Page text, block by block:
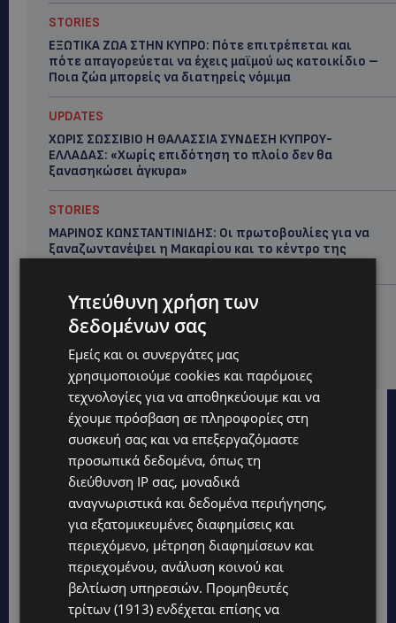
STORIES
ΕΞΩΤΙΚΑ ΖΩΑ ΣΤΗΝ ΚΥΠΡΟ: Πότε επιτρέπεται και
πότε απαγορεύεται να έχεις μαϊμού ως κατοικίδιο –
Ποια ζώα μπορείς να διατηρείς νόμιμα
UPDATES
ΧΩΡΙΣ ΣΩΣΣΙΒΙΟ Η ΘΑΛΑΣΣΙΑ ΣΥΝΔΕΣΗ ΚΥΠΡΟΥ-
ΕΛΛΑΔΑΣ: «Χωρίς επιδότηση το πλοίο δεν θα
ξανασηκώσει άγκυρα»
STORIES
ΜΑΡΙΝΟΣ ΚΩΝΣΤΑΝΤΙΝΙΔΗΣ: Οι πρωτοβουλίες για να
ξαναζωντανέψει η Μακαρίου και το κέντρο της
UPDATES
ΤΡΟΧΑΙΟ ΣΤΗΝ ΛΕΥΚΩΣΙΑ: Χειροπέδες και στη σύζυγο
του 27χρονου – Φέρεται να παραπλάνησε την
Αστυνομία
Υπεύθυνη χρήση των
δεδομένων σας
Εμείς και οι συνεργάτες μας
χρησιμοποιούμε cookies και παρόμοιες
τεχνολογίες για να αποθηκεύουμε και να
έχουμε πρόσβαση σε πληροφορίες στη
συσκευή σας και να επεξεργαζόμαστε
προσωπικά δεδομένα, όπως τη
διεύθυνση IP σας, μοναδικά
αναγνωριστικά και δεδομένα περιήγησης,
για εξατομικευμένες διαφημίσεις και
περιεχόμενο, μέτρηση διαφημίσεων και
περιεχομένου, ανάλυση κοινού και
βελτίωση υπηρεσιών. Προμηθευτές
τρίτων (1913) ενδέχεται επίσης να